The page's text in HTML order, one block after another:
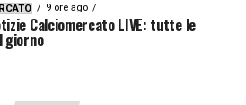
9 ore ago
Calciomercato LIVE: tutte le
giorno